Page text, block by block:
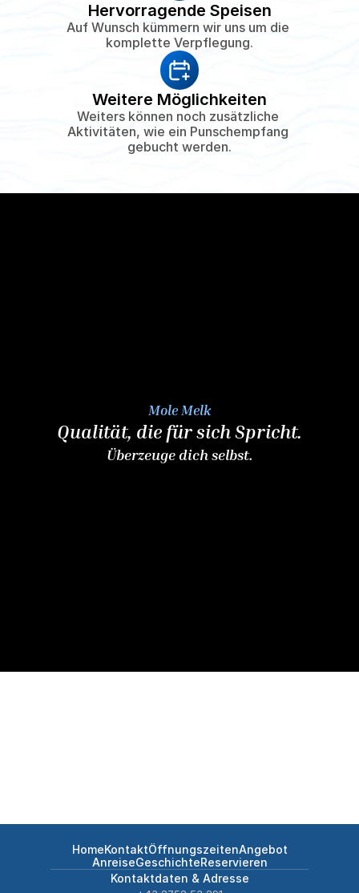
Hervorragende Speisen
Auf Wunsch kümmern wir uns um die
komplette Verpflegung.
Weitere Möglichkeiten
Weiters können noch zusätzliche
Aktivitäten, wie ein Punschempfang
gebucht werden.
Mole Melk
Qualität, die für sich Spricht.
Überzeuge dich selbst.
HomeKontaktÖffnungszeitenAngebot
AnreiseGeschichteReservieren
Kontaktdaten & Adresse